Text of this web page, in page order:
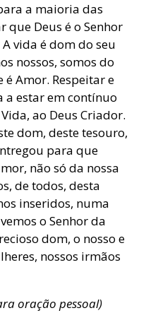
a maioria das
que Deus é o Senhor
vida é dom do seu
nossos, somos do
Amor. Respeitar e
a estar em contínuo
ao Deus Criador.
dom, deste tesouro,
para que
não só da nossa
de todos, desta
inseridos, numa
o Senhor da
dom, o nosso e
nossos irmãos
oração pessoal)